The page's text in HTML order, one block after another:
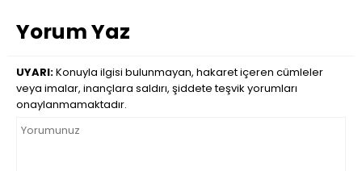
Yorum Yaz
UYARI:Konuyla ilgisi bulunmayan, hakaret içeren cümleler
veya imalar, inançlara saldırı, şiddete teşvik yorumları
onaylanmamaktadır.